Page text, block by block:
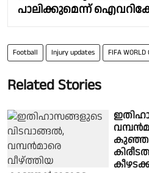
പാലിക്കുമെന്ന്
Football Injury updates FIFA WORLD
Related Stories